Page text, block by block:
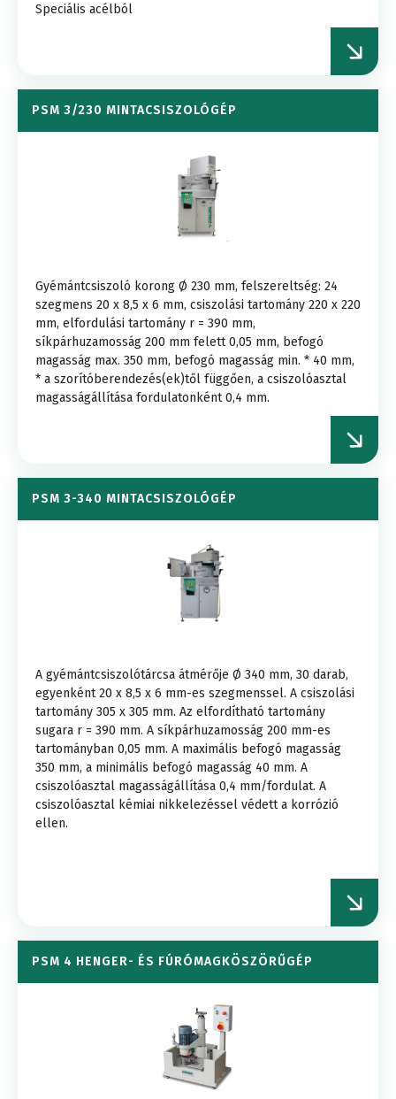
Speciális acélból
PSM 3/230 MINTACSISZOLÓGÉP
Gyémántcsiszoló korong Ø 230 mm, felszereltség: 24
szegmens 20 x 8,5 x 6 mm, csiszolási tartomány 220 x 220
mm, elfordulási tartomány r = 390 mm,
síkpárhuzamosság 200 mm felett 0,05 mm, befogó
magasság max. 350 mm, befogó magasság min. * 40 mm,
* a szorítóberendezés(ek)től függően, a csiszolóasztal
magasságállítása fordulatonként 0,4 mm.
PSM 3-340 MINTACSISZOLÓGÉP
A gyémántcsiszolótárcsa átmérője Ø 340 mm, 30 darab,
egyenként 20 x 8,5 x 6 mm-es szegmenssel. A csiszolási
tartomány 305 x 305 mm. Az elfordítható tartomány
sugara r = 390 mm. A síkpárhuzamosság 200 mm-es
tartományban 0,05 mm. A maximális befogó magasság
350 mm, a minimális befogó magasság 40 mm. A
csiszolóasztal magasságállítása 0,4 mm/fordulat. A
csiszolóasztal kémiai nikkelezéssel védett a korrózió
ellen.
PSM 4 HENGER- ÉS FÚRÓMAGKÖSZÖRŰGÉP